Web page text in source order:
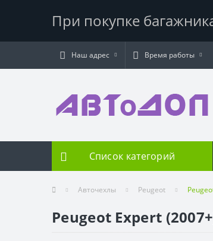
При покупке
Наш адрес Время работы
Список категорий
Авточехлы Peugeot
Peugeot Expert